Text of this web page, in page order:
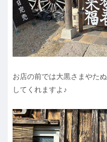
お店の前では大黒さまやた
してくれますよ♪